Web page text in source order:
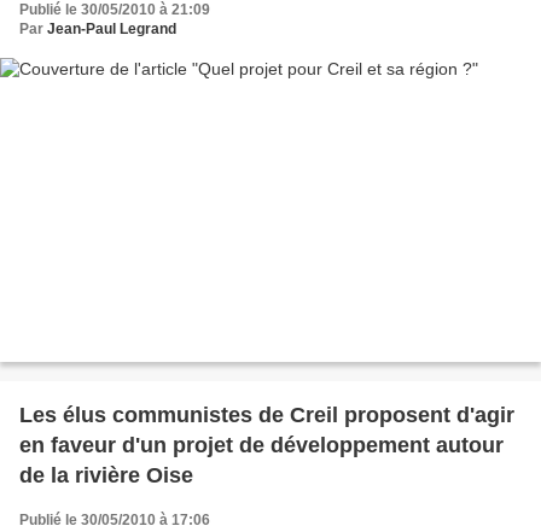
Publié le 30/05/2010 à 21:09
Par Jean-Paul Legrand
Les élus communistes de Creil proposent d'agir
en faveur d'un projet de développement autour
de la rivière Oise
Publié le 30/05/2010 à 17:06